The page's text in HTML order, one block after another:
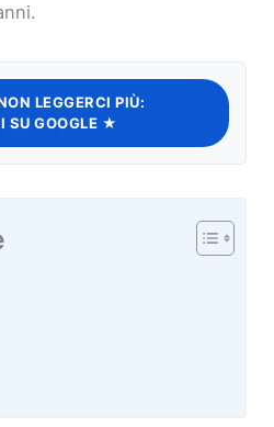
LEGGERCI PIÙ:
SU GOOGLE ★